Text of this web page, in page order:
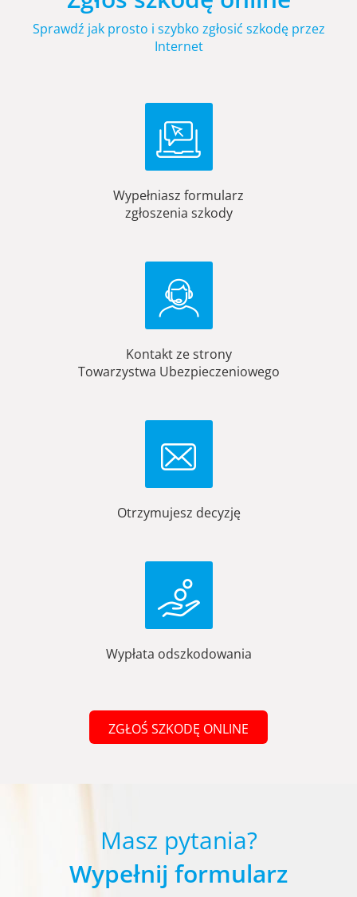
Sprawdź jak prosto i szybko zgłosić szkodę przez
Internet
Wypełniasz formularz
zgłoszenia szkody
Kontakt ze strony
Towarzystwa Ubezpieczeniowego
Otrzymujesz decyzję
Wypłata odszkodowania
ZGŁOŚ SZKODĘ ONLINE
Masz pytania?
Wypełnij formularz